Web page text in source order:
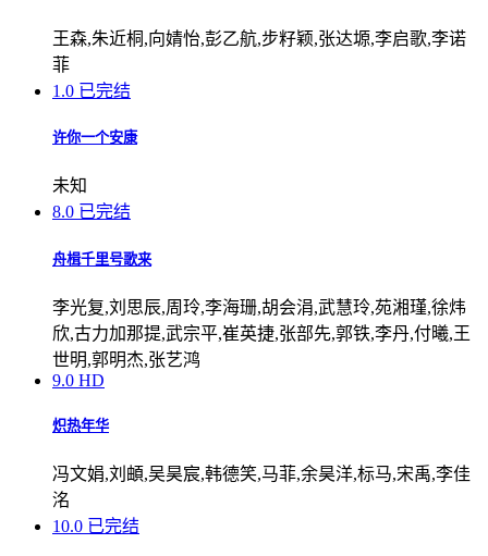
王森,朱近桐,向婧怡,彭乙航,步籽颖,张达塬,李启歌,李诺
菲
1.0 已完结
许你一个安康
未知
8.0 已完结
舟楫千里号歌来
李光复,刘思辰,周玲,李海珊,胡会涓,武慧玲,苑湘瑾,徐炜
欣,古力加那提,武宗平,崔英捷,张部先,郭铁,李丹,付曦,王
世明,郭明杰,张艺鸿
9.0 HD
炽热年华
冯文娟,刘頔,吴昊宸,韩德笑,马菲,余昊洋,标马,宋禹,李佳
洺
10.0 已完结